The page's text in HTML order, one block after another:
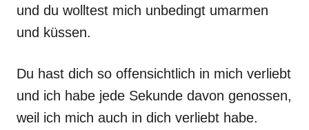
und du wolltest mich unbedingt umarmen
und küssen.
Du hast dich so offensichtlich in mich verliebt
und ich habe jede Sekunde davon genossen,
weil ich mich auch in dich verliebt habe.